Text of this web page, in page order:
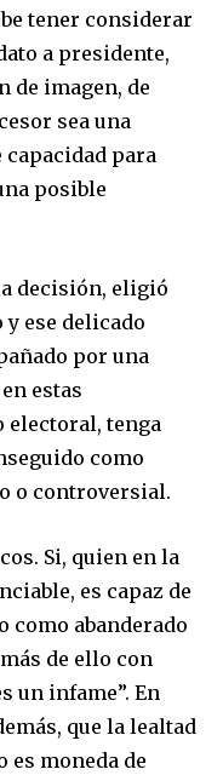
tener considerar
a presidente,
de imagen, de
sea una
capacidad para
posible
decisión, eligió
ese delicado
por una
estas
electoral, tenga
como
o controversial.
Si, quien en la
es capaz de
como abanderado
de ello con
un infame”. En
que la lealtad
es moneda de